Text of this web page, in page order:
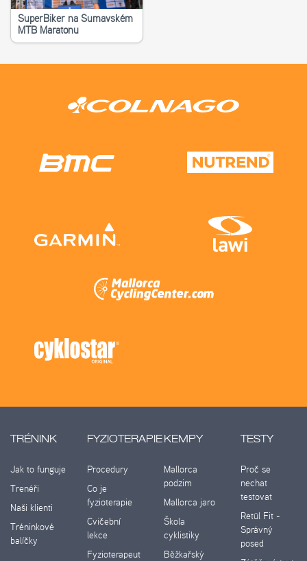
SuperBiker na Šumavském
MTB Maratonu
TRÉNINK
Jak to funguje
Trenéři
Naši klienti
Tréninkové
balíčky
FYZIOTERAPIE
Procedury
Co je
fyzioterapie
Cvičební
lekce
Fyzioterapeut
KEMPY
Mallorca
podzim
Mallorca jaro
Škola
cyklistiky
Běžkařský
TESTY
Proč se
nechat
testovat
Retül Fit -
Správný
posed